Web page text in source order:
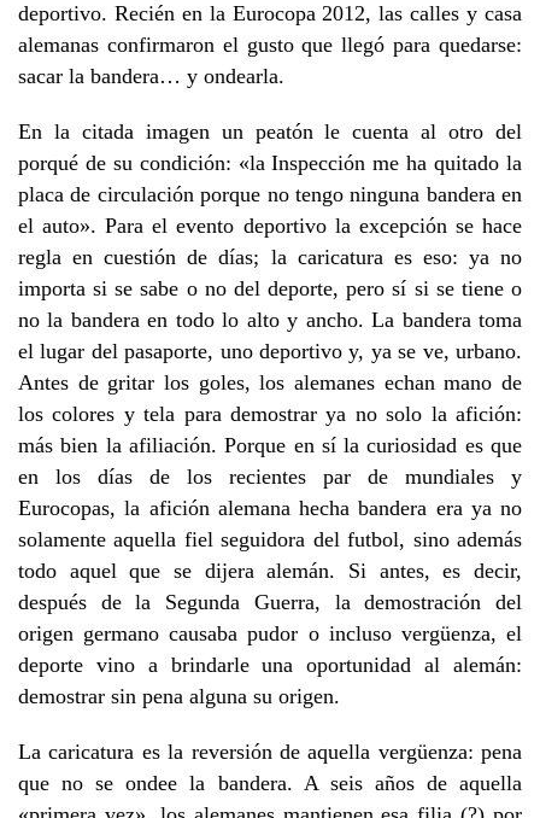
deportivo. Recién en la Eurocopa 2012, las calles y casa
alemanas confirmaron el gusto que llegó para quedarse:
sacar la bandera… y ondearla.
En la citada imagen un peatón le cuenta al otro del
porqué de su condición: «la Inspección me ha quitado la
placa de circulación porque no tengo ninguna bandera en
el auto». Para el evento deportivo la excepción se hace
regla en cuestión de días; la caricatura es eso: ya no
importa si se sabe o no del deporte, pero sí si se tiene o
no la bandera en todo lo alto y ancho. La bandera toma
el lugar del pasaporte, uno deportivo y, ya se ve, urbano.
Antes de gritar los goles, los alemanes echan mano de
los colores y tela para demostrar ya no solo la afición:
más bien la afiliación. Porque en sí la curiosidad es que
en los días de los recientes par de mundiales y
Eurocopas, la afición alemana hecha bandera era ya no
solamente aquella fiel seguidora del futbol, sino además
todo aquel que se dijera alemán. Si antes, es decir,
después de la Segunda Guerra, la demostración del
origen germano causaba pudor o incluso vergüenza, el
deporte vino a brindarle una oportunidad al alemán:
demostrar sin pena alguna su origen.
La caricatura es la reversión de aquella vergüenza: pena
que no se ondee la bandera. A seis años de aquella